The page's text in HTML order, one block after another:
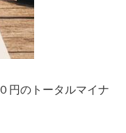
円のトータルマイナ